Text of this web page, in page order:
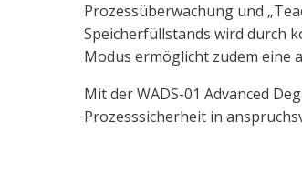
Prozessüberwachung und
Speicherfüllstands wird durch
Modus ermöglicht zudem eine
Mit der WADS-01 Advanced
Prozesssicherheit in